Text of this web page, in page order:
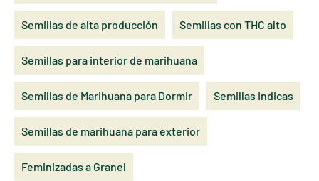
Semillas de alta producción Semillas con THC alto
Semillas para interior de marihuana
Semillas de Marihuana para Dormir Semillas Indicas
Semillas de marihuana para exterior
Feminizadas a Granel